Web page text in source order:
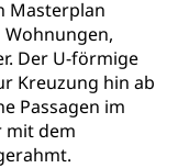
Masterplan
Der U-förmige
Kreuzung hin ab
Passagen im
mit dem